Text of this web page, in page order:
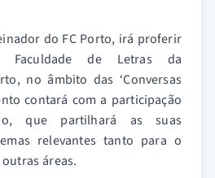
do FC Porto, irá proferir
Faculdade de Letras da
no âmbito das ‘Conversas
contará com a participação
que partilhará as suas
relevantes tanto para o
áreas.